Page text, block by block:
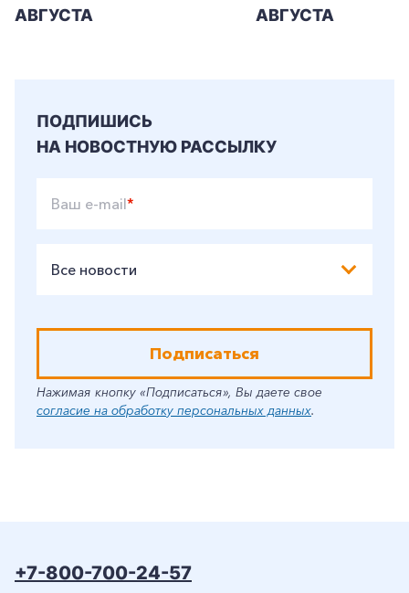
АВГУСТА
АВГУСТА
ПОДПИШИСЬ
НА НОВОСТНУЮ РАССЫЛКУ
Ваш e-mail*
Все новости
Подписаться
Нажимая кнопку «Подписаться», Вы даете свое
согласие на обработку персональных данных.
+7-800-700-24-57